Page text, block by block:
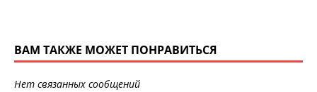
ВАМ ТАКЖЕ МОЖЕТ ПОНРАВИТЬСЯ
Нет связанных сообщений